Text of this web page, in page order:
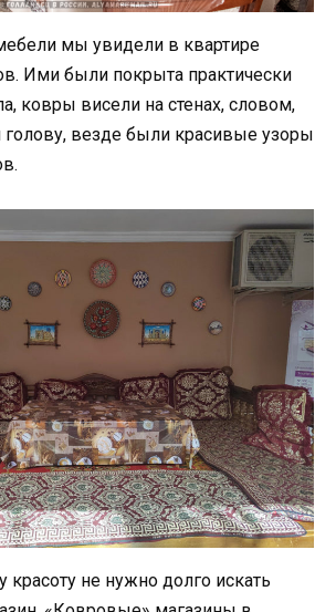
мы увидели в квартире
Ими были покрыта практически
ковры висели на стенах, словом,
голову, везде были красивые узоры
красоту не нужно долго искать